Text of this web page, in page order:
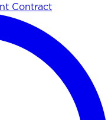
Contract